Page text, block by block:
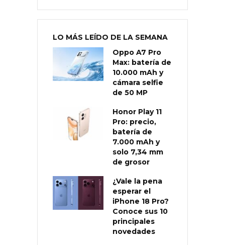
LO MÁS LEÍDO DE LA SEMANA
Oppo A7 Pro
Max: batería de
10.000 mAh y
cámara selfie
de 50 MP
Honor Play 11
Pro: precio,
batería de
7.000 mAh y
solo 7,34 mm
de grosor
¿Vale la pena
esperar el
iPhone 18 Pro?
Conoce sus 10
principales
novedades